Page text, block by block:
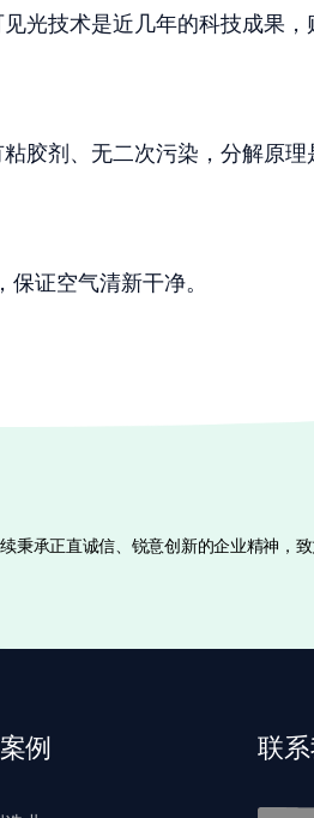
技术是近几年的科技成果，
剂、无二次污染，分解原理
证空气清新干净。
承正直诚信、锐意创新的企业精神，
例 联